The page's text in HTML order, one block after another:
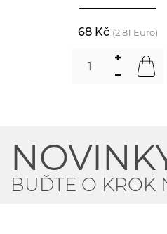
68 Kč (2,81 Euro)
BUĎTE O KROK